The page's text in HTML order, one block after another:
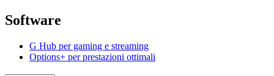
Software
G Hub per gaming e streaming
Options+ per prestazioni ottimali